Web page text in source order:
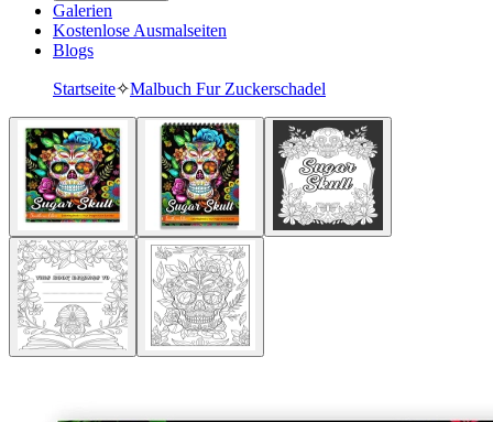
Galerien
Kostenlose Ausmalseiten
Blogs
Startseite✧Malbuch Fur Zuckerschadel